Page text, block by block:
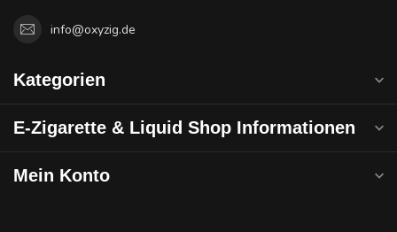
info@oxyzig.de
Kategorien
E-Zigarette & Liquid Shop Informationen
Mein Konto